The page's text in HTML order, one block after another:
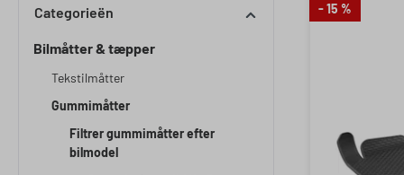
Categorieën
Bilmåtter & tæpper
Tekstilmåtter
Gummimåtter
Filtrer gummimåtter efter
bilmodel
- 15 %